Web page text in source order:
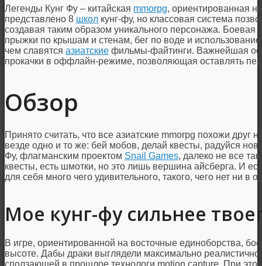
Легенды Кунг Фу – китайская mmorpg, ориентированная
представлено 8 школ кунг-фу, но классовая система
создавая таким образом уникального персонажа. Боевая
прыжки по крышам и стенам, бег по воде и
чем славятся азиатские фильмы-файтинги. Важнейшая
прокачки в оффлайн-режиме, позволяющая оставлять
Обзор
Принято считать, что все азиатские mmorpg похожи друг
везде одно и то же: бей мобов, делай квесты, радуйся
Фу, флагманским проектом Snail Games, далеко не все
квесты, есть шмотки, но это лишь вершина айсберга. И
для себя много чего удивительного, такого, чего нет ни в
Мое кунг-фу сильнее
В игре, ориентированной на восточные единоборства,
высоте. Дабы драки выглядели максимально